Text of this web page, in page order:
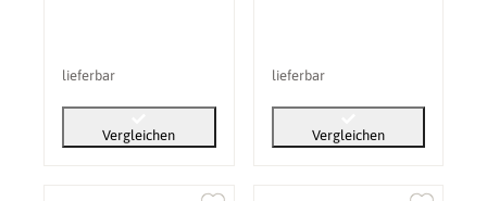
lieferbar
Vergleichen
lieferbar
Vergleichen